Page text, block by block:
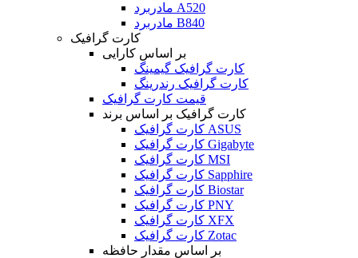
مادربرد A520
مادربرد B840
کارت گرافیک
بر اساس کارایی
کارت گرافیک گیمینگ
کارت گرافیک رندرینگ
قیمت کارت گرافیک
کارت گرافیک بر اساس برند
کارت گرافیک ASUS
کارت گرافیک Gigabyte
کارت گرافیک MSI
کارت گرافیک Sapphire
کارت گرافیک Biostar
کارت گرافیک PNY
کارت گرافیک XFX
کارت گرافیک Zotac
بر اساس مقدار حافظه